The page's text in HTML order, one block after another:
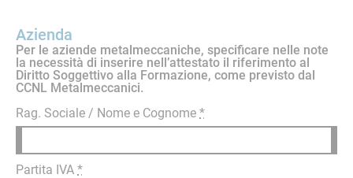
Azienda
Per le aziende metalmeccaniche, specificare nelle note
la necessità di inserire nell’attestato il riferimento al
Diritto Soggettivo alla Formazione, come previsto dal
CCNL Metalmeccanici.
Rag. Sociale / Nome e Cognome *
Partita IVA *